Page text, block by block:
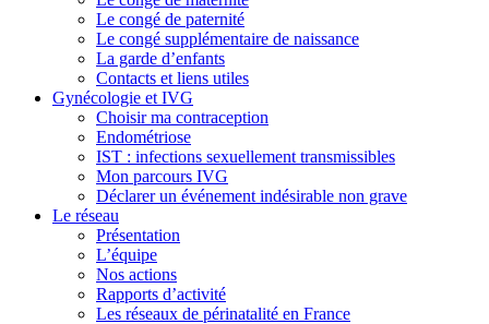
Le congé de paternité
Le congé supplémentaire de naissance
La garde d’enfants
Contacts et liens utiles
Gynécologie et IVG
Choisir ma contraception
Endométriose
IST : infections sexuellement transmissibles
Mon parcours IVG
Déclarer un événement indésirable non grave
Le réseau
Présentation
L’équipe
Nos actions
Rapports d’activité
Les réseaux de périnatalité en France